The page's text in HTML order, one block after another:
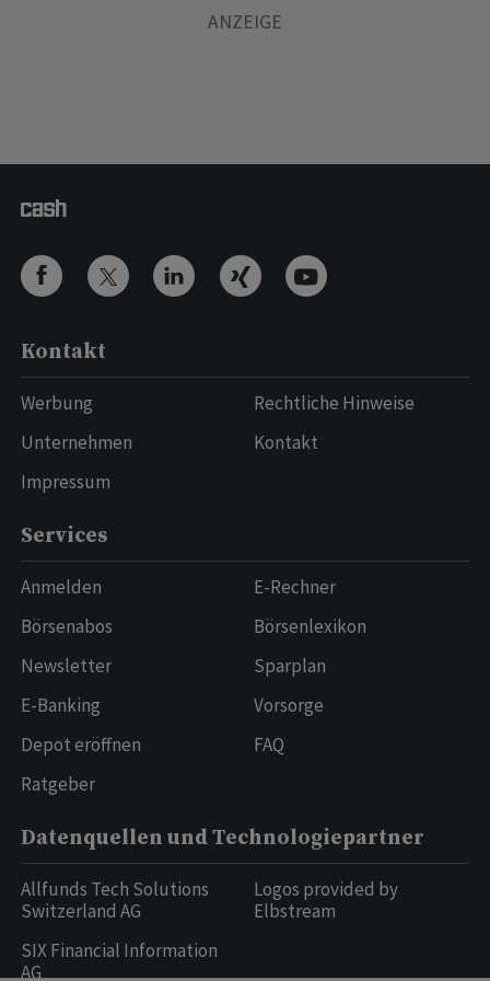
Kontakt
Werbung
Unternehmen
Impressum
Rechtliche Hinweise
Kontakt
Services
Anmelden
Börsenabos
Newsletter
E-Banking
Depot eröffnen
Ratgeber
E-Rechner
Börsenlexikon
Sparplan
Vorsorge
FAQ
Datenquellen und Technologiepartner
Allfunds Tech Solutions
Switzerland AG
SIX Financial Information
AG
Logos provided by
Elbstream